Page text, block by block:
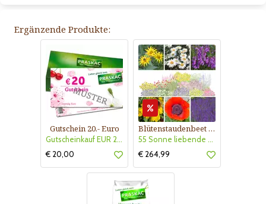
Ergänzende Produkte:
Gutschein 20.- Euro
Gutscheinkauf EUR 20.-
€ 20,00
Blütenstaudenbeet Kollektion Nr. 504
55 Sonne liebende Stauden für 6 m² Beet mit Pflanzplan
€ 264,99